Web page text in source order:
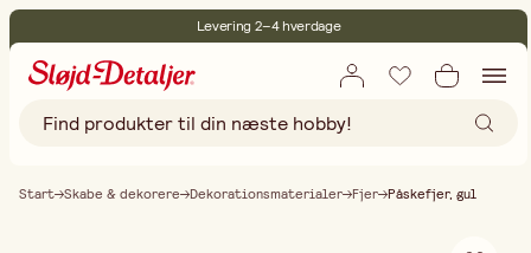
Levering 2–4 hverdage
Gratis fragt ved køb over 499,-
Start Skabe & dekorere Dekorationsmaterialer Fjer Påskefjer, gul